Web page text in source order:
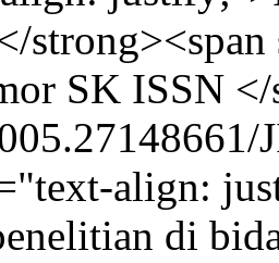
SK ISSN
align:
di